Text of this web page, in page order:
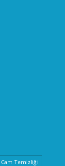
Temizliği